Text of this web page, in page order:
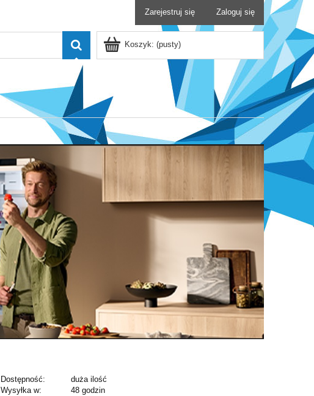
Zarejestruj się Zaloguj się
Koszyk: (pusty)
Dostępność:
duża ilość
Wysyłka w:
48 godzin